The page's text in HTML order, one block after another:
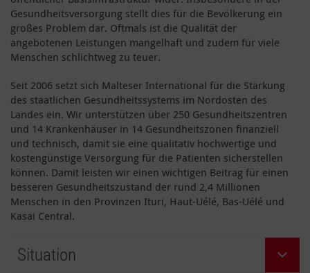
Gesundheitsversorgung stellt dies für die Bevölkerung ein
großes Problem dar. Oftmals ist die Qualität der
angebotenen Leistungen mangelhaft und zudem für viele
Menschen schlichtweg zu teuer.
Seit 2006 setzt sich Malteser International für die Stärkung
des staatlichen Gesundheitssystems im Nordosten des
Landes ein. Wir unterstützen über 250 Gesundheitszentren
und 14 Krankenhäuser in 14 Gesundheitszonen finanziell
und technisch, damit sie eine qualitativ hochwertige und
kostengünstige Versorgung für die Patienten sicherstellen
können. Damit leisten wir einen wichtigen Beitrag für einen
besseren Gesundheitszustand der rund 2,4 Millionen
Menschen in den Provinzen Ituri, Haut-Uélé, Bas-Uélé und
Kasai Central.
Situation